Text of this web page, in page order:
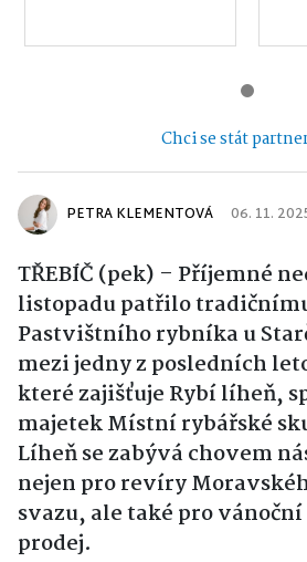
Chci se stát
PETRA KLEMENTOVÁ 06. 11.
TŘEBÍČ (pek) – Příjemné
listopadu patřilo
Pastvištního rybníka u
mezi jedny z posledních
které zajišťuje Rybí líheň,
majetek Místní rybářské
Líheň se zabývá chovem
nejen pro revíry
svazu, ale také pro
prodej.